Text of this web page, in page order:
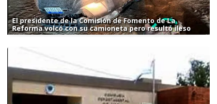
El presidente de la Comisión de Fomento de La
Reforma volcó con su camioneta pero resultó ileso